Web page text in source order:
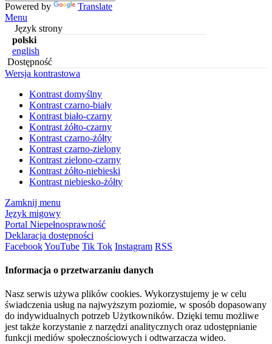
Powered by
Translate
Menu
Język strony
polski
english
Dostępność
Wersja kontrastowa
Kontrast domyślny
Kontrast czarno-biały
Kontrast biało-czarny
Kontrast żółto-czarny
Kontrast czarno-żółty
Kontrast czarno-zielony
Kontrast zielono-czarny
Kontrast żółto-niebieski
Kontrast niebiesko-żółty
Zamknij menu
Język migowy
Portal Niepełnosprawność
Deklaracja dostępności
FacebookYouTube Tik Tok Instagram RSS
Informacja o przetwarzaniu danych
Nasz serwis używa plików cookies. Wykorzystujemy je w celu
świadczenia usług na najwyższym poziomie, w sposób dopasowany
do indywidualnych potrzeb Użytkowników. Dzięki temu możliwe
jest także korzystanie z narzędzi analitycznych oraz udostępnianie
funkcji mediów społecznościowych i odtwarzacza wideo.